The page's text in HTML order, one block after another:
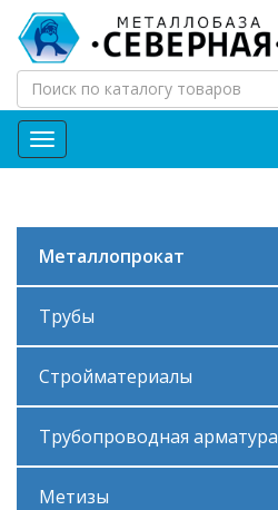
МЕНЮ
Металлопрокат
Трубы
Стройматериалы
Трубопроводная арматура
Метизы